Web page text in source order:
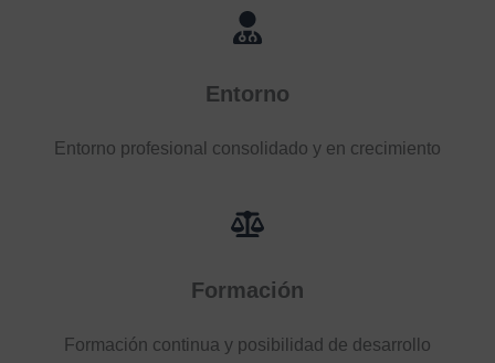
Entorno
Entorno profesional consolidado y en crecimiento
Formación
Formación continua y posibilidad de desarrollo